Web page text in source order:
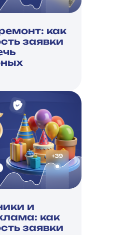
как
заявки
и
как
заявки